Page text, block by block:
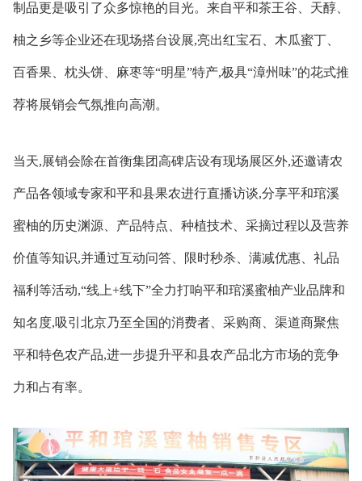
制品更是吸引了众多惊艳的目光。来自平和茶王谷、天醇、
柚之乡等企业还在现场搭台设展,亮出红宝石、木瓜蜜丁、
百香果、枕头饼、麻枣等“明星”特产,极具“漳州味”的花式推
荐将展销会气氛推向高潮。
当天,展销会除在首衡集团高碑店设有现场展区外,还邀请农
产品各领域专家和平和县果农进行直播访谈,分享平和琯溪
蜜柚的历史渊源、产品特点、种植技术、采摘过程以及营养
价值等知识,并通过互动问答、限时秒杀、满减优惠、礼品
福利等活动,“线上+线下”全力打响平和琯溪蜜柚产业品牌和
知名度,吸引北京乃至全国的消费者、采购商、渠道商聚焦
平和特色农产品,进一步提升平和县农产品北方市场的竞争
力和占有率。